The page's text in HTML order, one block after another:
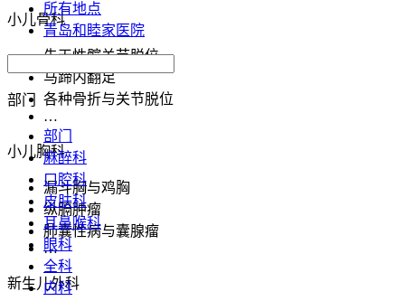
小儿骨科
先天性髋关节脱位
马蹄内翻足
各种骨折与关节脱位
…
小儿胸科
漏斗胸与鸡胸
纵膈肿瘤
肺囊性病与囊腺瘤
…
新生儿外科
所有地点
青岛和睦家医院
部门
部门
麻醉科
口腔科
皮肤科
耳鼻喉科
眼科
全科
内科